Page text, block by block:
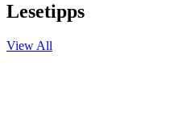
Lesetipps
View All